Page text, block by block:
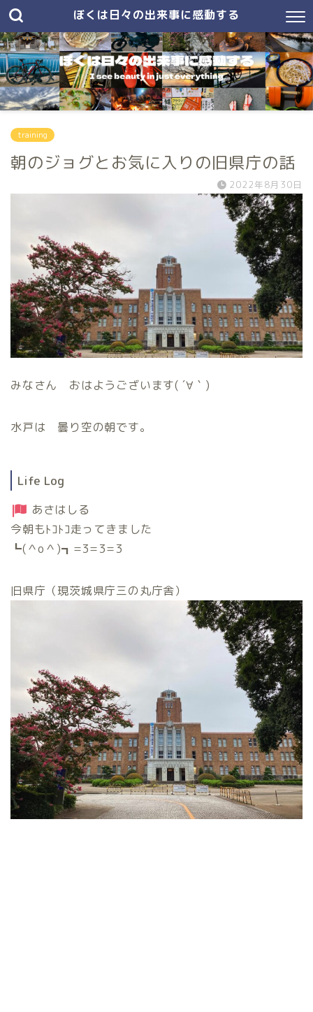
ぼくは日々の出来事に感動する
training
朝のジョグとお気に入りの旧県庁の話
2022年8月30日
みなさん おはようございます( ´∀｀)
水戸は 曇り空の朝です。
Life Log
あさはしる
今朝もﾄｺﾄｺ走ってきました
┗(＾o＾)┓=3=3=3
旧県庁（現茨城県庁三の丸庁舎）